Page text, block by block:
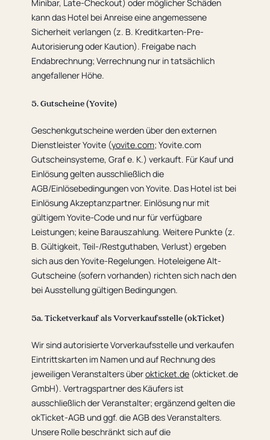
Minibar, Late-Checkout) oder möglicher Schäden
kann das Hotel bei Anreise eine angemessene
Sicherheit verlangen (z. B. Kreditkarten-Pre-
Autorisierung oder Kaution). Freigabe nach
Endabrechnung; Verrechnung nur in tatsächlich
angefallener Höhe.
5. Gutscheine (Yovite)
Geschenkgutscheine werden über den externen
Dienstleister Yovite (yovite.com; Yovite.com
Gutscheinsysteme, Graf e. K.) verkauft. Für Kauf und
Einlösung gelten ausschließlich die
AGB/Einlösebedingungen von Yovite. Das Hotel ist bei
Einlösung Akzeptanzpartner. Einlösung nur mit
gültigem Yovite-Code und nur für verfügbare
Leistungen; keine Barauszahlung. Weitere Punkte (z.
B. Gültigkeit, Teil-/Restguthaben, Verlust) ergeben
sich aus den Yovite-Regelungen. Hoteleigene Alt-
Gutscheine (sofern vorhanden) richten sich nach den
bei Ausstellung gültigen Bedingungen.
5a. Ticketverkauf als Vorverkaufsstelle (okTicket)
Wir sind autorisierte Vorverkaufsstelle und verkaufen
Eintrittskarten im Namen und auf Rechnung des
jeweiligen Veranstalters überokticket.de (okticket.de
GmbH). Vertragspartner des Käufers ist
ausschließlich der Veranstalter; ergänzend gelten die
okTicket-AGB und ggf. die AGB des Veranstalters.
Unsere Rolle beschränkt sich auf die